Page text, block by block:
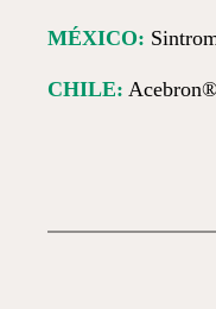
MÉXICO:
CHILE: